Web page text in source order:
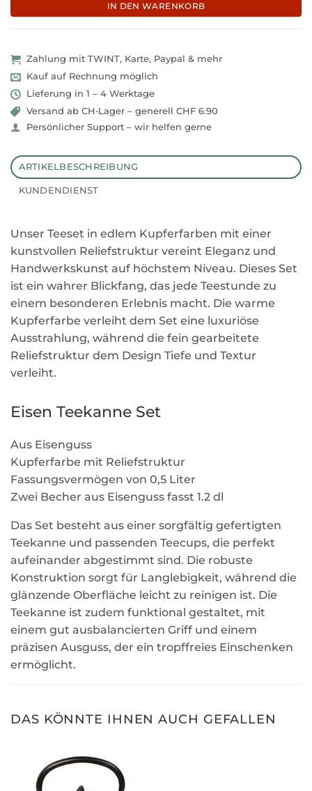
IN DEN WARENKORB
Zahlung mit TWINT, Karte, Paypal & mehr
Kauf auf Rechnung möglich
Lieferung in 1 – 4 Werktage
Versand ab CH‑Lager – generell CHF 6.90
Persönlicher Support – wir helfen gerne
ARTIKELBESCHREIBUNG
KUNDENDIENST
Unser Teeset in edlem Kupferfarben mit einer
kunstvollen Reliefstruktur vereint Eleganz und
Handwerkskunst auf höchstem Niveau. Dieses Set
ist ein wahrer Blickfang, das jede Teestunde zu
einem besonderen Erlebnis macht. Die warme
Kupferfarbe verleiht dem Set eine luxuriöse
Ausstrahlung, während die fein gearbeitete
Reliefstruktur dem Design Tiefe und Textur
verleiht.
Eisen Teekanne Set
Aus Eisenguss
Kupferfarbe mit Reliefstruktur
Fassungsvermögen von 0,5 Liter
Zwei Becher aus Eisenguss fasst 1.2 dl
Das Set besteht aus einer sorgfältig gefertigten
Teekanne und passenden Teecups, die perfekt
aufeinander abgestimmt sind. Die robuste
Konstruktion sorgt für Langlebigkeit, während die
glänzende Oberfläche leicht zu reinigen ist. Die
Teekanne ist zudem funktional gestaltet, mit
einem gut ausbalancierten Griff und einem
präzisen Ausguss, der ein tropffreies Einschenken
ermöglicht.
DAS KÖNNTE IHNEN AUCH GEFALLEN